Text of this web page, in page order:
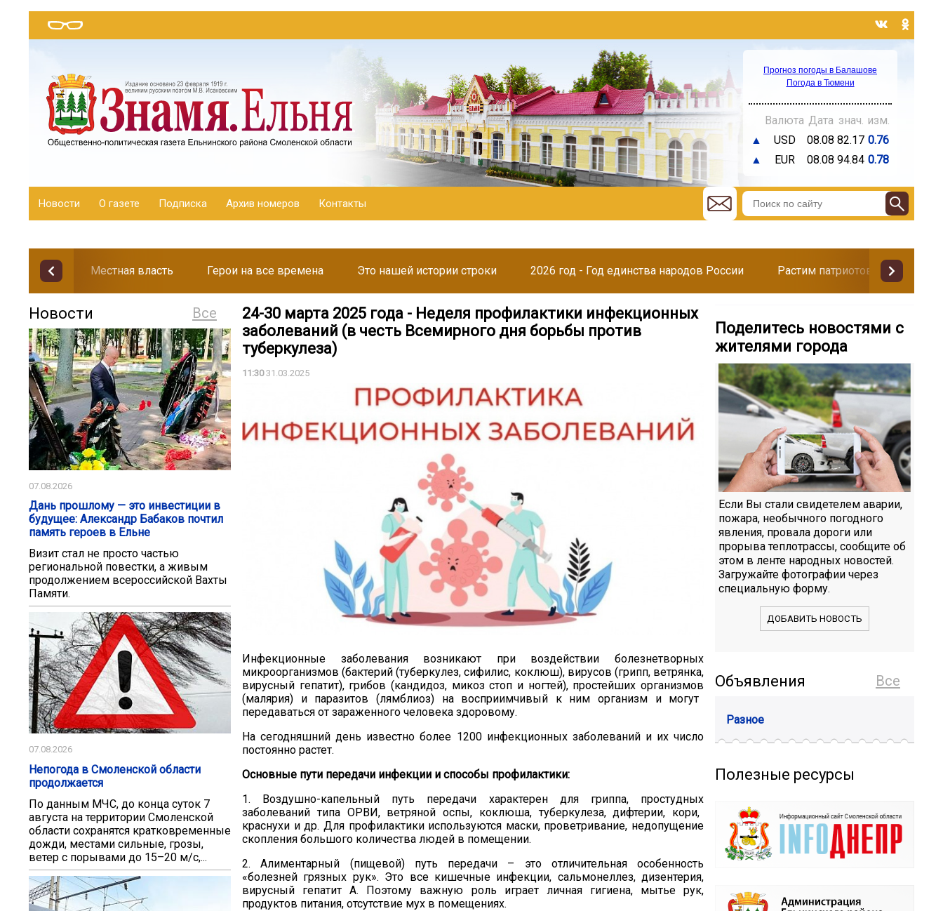
Прогноз погоды в Балашове
Погода в Тюмени
Валюта Дата знач. изм.
▲
USD 08.08 82.17 0.76
▲
EUR 08.08 94.84 0.78
Новости О газете Подписка Архив номеров Контакты
Местная власть Герои на все времена Это нашей истории строки 2026 год - Год единства народов России Растим патриотов
Все
Новости
07.08.2026
Дань прошлому — это инвестиции в
будущее: Александр Бабаков почтил
память героев в Ельне
Визит стал не просто частью
региональной повестки, а живым
продолжением всероссийской Вахты
Памяти.
07.08.2026
Непогода в Смоленской области
продолжается
По данным МЧС, до конца суток 7
августа на территории Смоленской
области сохранятся кратковременные
дожди, местами сильные, грозы,
ветер с порывами до 15–20 м/с,...
24-30 марта 2025 года - Неделя профилактики инфекционных
заболеваний (в честь Всемирного дня борьбы против
туберкулеза)
11:3031.03.2025
Инфекционные заболевания возникают при воздействии болезнетворных
микроорганизмов (бактерий (туберкулез, сифилис, коклюш), вирусов (грипп, ветрянка,
вирусный гепатит), грибов (кандидоз, микоз стоп и ногтей), простейших организмов
(малярия) и паразитов (лямблиоз)на восприимчивый к ним организм и могут
передаваться от зараженного человека здоровому.
На сегодняшний день известно более 1200 инфекционных заболеваний и их число
постоянно растет.
Основные пути передачи инфекции и способы профилактики:
1.
Воздушно-капельный путь передачи характерен для гриппа, простудных
заболеваний типа ОРВИ, ветряной оспы, коклюша, туберкулеза, дифтерии, кори,
краснухи и др. Дляпрофилактики используются маски, проветривание, недопущение
скопления большого количества людей в помещении.
2. Алиментарный (пищевой) путь передачи – этоотличительная особенность
«болезней грязных рук». Это все кишечные инфекции, сальмонеллез, дизентерия,
вирусный гепатит А. Поэтому важную роль играет личная гигиена, мытье рук,
продуктов питания, отсутствие мух в помещениях.
Поделитесь новостями с
жителями города
Если Вы стали свидетелем аварии,
пожара, необычного погодного
явления, провала дороги или
прорыва теплотрассы, сообщите об
этом в ленте народных новостей.
Загружайте фотографии через
специальную форму.
ДОБАВИТЬ НОВОСТЬ
Все
Объявления
Разное
Полезные ресурсы